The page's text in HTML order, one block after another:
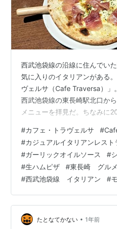
西武池袋線の沿線に住んでい
気に入りのイタリアンがある
ヴェルサ（Cafe Traversa）」
西武池袋線の東長崎駅北口か
メニューを拝見だ。ちなみに
れないし。メニュー自体が変
はドリンクから。 下戸だから
多いのが嬉しい。シャーリー
＆グレナデン＆レモン）とか
ラスワイン、がある。 あ、シ
ヒルズで、近くにいたエリ…
#カフェ・トラヴェルサ #
#カジュアルイタリアンレスト
#ガーリックオイルソース #
#生ハムピザ #東長崎 グルメ
#西武池袋線 イタリアン #
たとなてかない • 1年前